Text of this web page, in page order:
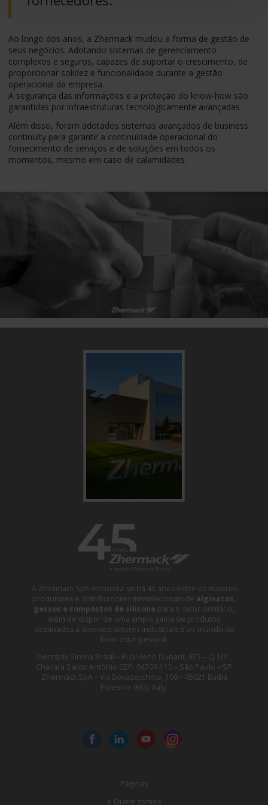
Ao longo dos anos, a Zhermack mudou a forma de gestão de
seus negócios. Adotando sistemas de gerenciamento
complexos e seguros, capazes de suportar o crescimento, de
proporcionar solidez e funcionalidade durante a gestão
operacional da empresa.
A segurança das informações e a proteção do know-how são
garantidas por infraestruturas tecnologicamente avançadas.
Além disso, foram adotados sistemas avançados de business
continuity para garantir a continuidade operacional do
fornecimento de serviços e de soluções em todos os
momentos, mesmo em caso de calamidades.
A Zhermack SpA encontra-se há 45 anos entre os maiores
produtores e distribuidores internacionais de alginatos,
gessos e compostos de silicone para o setor dentário,
além de dispor de uma ampla gama de produtos
destinados a diversos setores industriais e ao mundo do
bem-estar pessoal.
Dentsply Sirona Brasil – Rua Henri Dunant, 873 – Cj 101,
Chácara Santo Antônio CEP: 04709-110 – São Paulo – SP
Zhermack SpA – Via Bovazecchino, 100 – 45021 Badia
Polesine (RO), Italy.
Páginas
Quem somos